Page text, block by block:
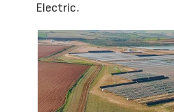
Electric.